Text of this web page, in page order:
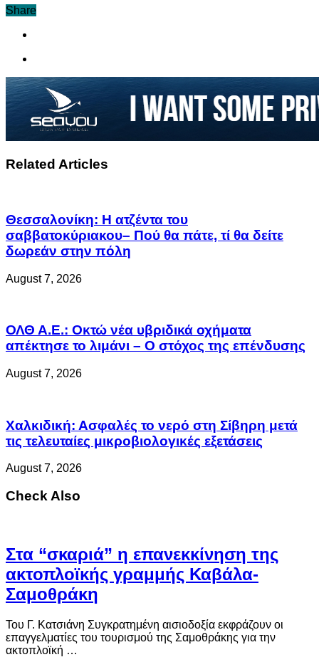
Share
Related Articles
Θεσσαλονίκη: Η ατζέντα του
σαββατοκύριακου– Πού θα πάτε, τί θα δείτε
δωρεάν στην πόλη
August 7, 2026
ΟΛΘ Α.Ε.: Οκτώ νέα υβριδικά οχήματα
απέκτησε το λιμάνι – Ο στόχος της επένδυσης
August 7, 2026
Χαλκιδική: Ασφαλές το νερό στη Σίβηρη μετά
τις τελευταίες μικροβιολογικές εξετάσεις
August 7, 2026
Check Also
Στα “σκαριά” η επανεκκίνηση της
ακτοπλοϊκής γραμμής Καβάλα-
Σαμοθράκη
Του Γ. Κατσιάνη Συγκρατημένη αισιοδοξία εκφράζουν οι
επαγγελματίες του τουρισμού της Σαμοθράκης για την
ακτοπλοϊκή …